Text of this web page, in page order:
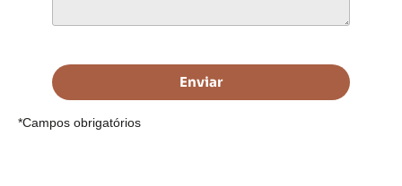
Enviar
*Campos obrigatórios